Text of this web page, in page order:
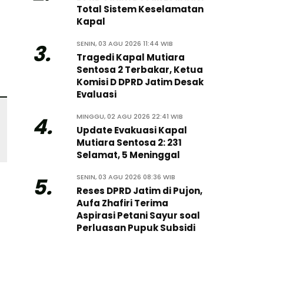
Total Sistem Keselamatan
Kapal
3. SENIN, 03 AGU 2026 11:44 WIB
Tragedi Kapal Mutiara
Sentosa 2 Terbakar, Ketua
Komisi D DPRD Jatim Desak
Evaluasi
4. MINGGU, 02 AGU 2026 22:41 WIB
Update Evakuasi Kapal
Mutiara Sentosa 2: 231
Selamat, 5 Meninggal
5. SENIN, 03 AGU 2026 08:36 WIB
Reses DPRD Jatim di Pujon,
Aufa Zhafiri Terima
Aspirasi Petani Sayur soal
Perluasan Pupuk Subsidi